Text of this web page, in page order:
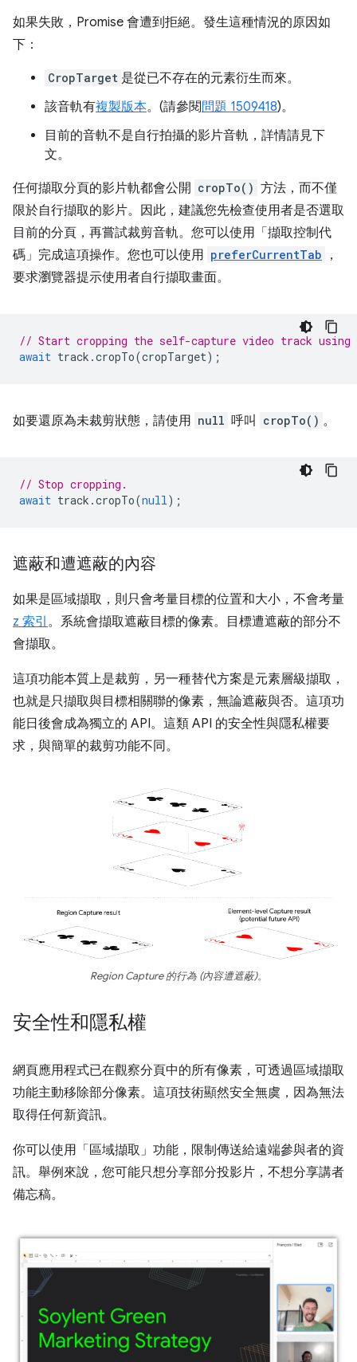
如果失敗，Promise 會遭到拒絕。發生這種情況的原因如
下：
CropTarget 是從已不存在的元素衍生而來。
該音軌有複製版本。(請參閱問題 1509418)。
目前的音軌不是自行拍攝的影片音軌，詳情請見下
文。
任何擷取分頁的影片軌都會公開 cropTo() 方法，而不僅
限於自行擷取的影片。因此，建議您先檢查使用者是否選取
目前的分頁，再嘗試裁剪音軌。您可以使用「擷取控制代
碼」 完成這項操作。您也可以使用 preferCurrentTab
，
要求瀏覽器提示使用者自行擷取畫面。
// Start cropping the self-capture video track using
await track .cropTo(cropTarget);
如要還原為未裁剪狀態，請使用 null 呼叫 cropTo() 。
// Stop cropping.
await track .cropTo(null );
遮蔽和遭遮蔽的內容
如果是區域擷取，則只會考量目標的位置和大小，不會考量
z 索引 。系統會擷取遮蔽目標的像素。目標遭遮蔽的部分不
會擷取。
這項功能本質上是裁剪，另一種替代方案是元素層級擷取，
也就是只擷取與目標相關聯的像素，無論遮蔽與否。這項功
能日後會成為獨立的 API。這類 API 的安全性與隱私權要
求，與簡單的裁剪功能不同。
Region Capture 的行為 (內容遭遮蔽)。
安全性和隱私權
網頁應用程式已在觀察分頁中的所有像素，可透過區域擷取
功能主動移除部分像素。這項技術顯然安全無虞，因為無法
取得任何新資訊。
你可以使用「區域擷取」功能，限制傳送給遠端參與者的資
訊。舉例來說，您可能只想分享部分投影片，不想分享講者
備忘稿。